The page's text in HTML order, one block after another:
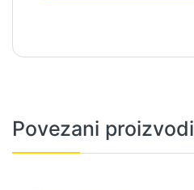
Povezani proizvodi